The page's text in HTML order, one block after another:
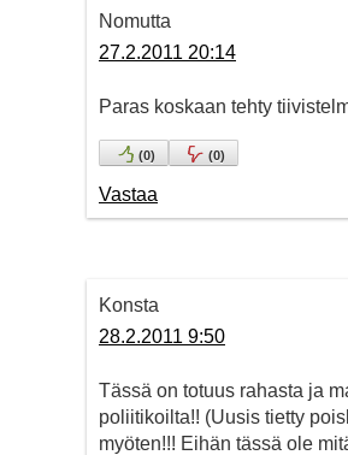
Nomutta
27.2.2011 20:14
Paras koskaan tehty
(0) (0)
Vastaa
Konsta
28.2.2011 9:50
Tässä on totuus rahasta ja
poliitikoilta!! (Uusis tietty
myöten!!! Eihän tässä ole